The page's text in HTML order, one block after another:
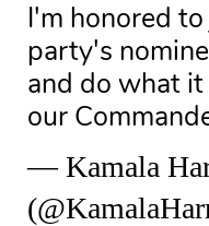
I'm honored
party's
and do what
our
— Kamala